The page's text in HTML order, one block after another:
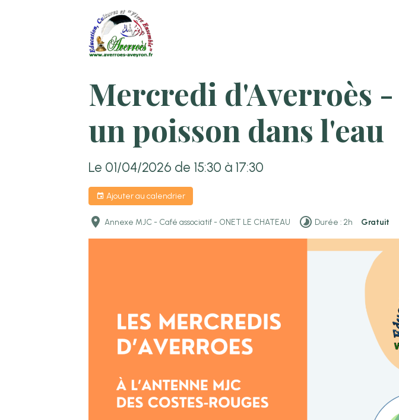
Mercredi d'Averroès
un poisson dans l'eau
Le 01/04/2026 de 15:30 à 17:30
Ajouter au calendrier
Annexe MJC - Café associatif - ONET LE CHATEAU Durée : 2h Gratuit